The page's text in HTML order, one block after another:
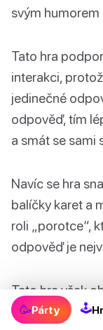
svým humorem
Tato hra
interakci,
jedinečné
odpověď, tím
a smát se sami
Navíc se hra
balíčky karet a
roli „porotce“,
odpověď je
Tato hra však
specifických
🥳Párty 🕹